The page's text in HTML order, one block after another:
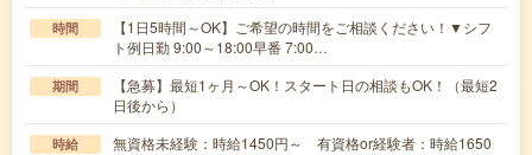
時間
【1日5時間～OK】ご希望の時間をご相談ください！▼シフ
ト例日勤 9:00～18:00早番 7:00…
期間
【急募】最短1ヶ月～OK！スタート日の相談もOK！（最短2
日後から）
時給
無資格未経験：時給1450円～ 有資格or経験者：時給1650